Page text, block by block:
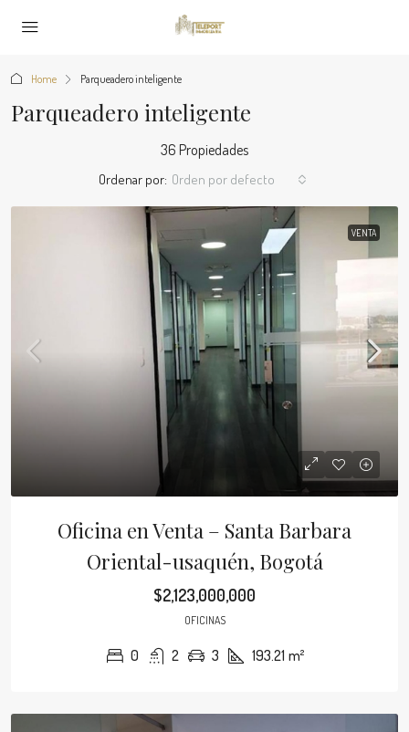
Home Parqueadero inteligente
Parqueadero inteligente
36 Propiedades
Ordenar por: Orden por defecto
VENTA
Oficina en Venta – Santa Barbara
Oriental-usaquén, Bogotá
$2,123,000,000
OFICINAS
0 2 3 193.21 m²